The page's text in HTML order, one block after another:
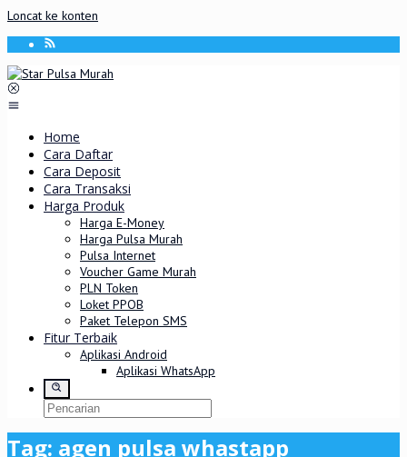
Loncat ke konten
Home
Cara Daftar
Cara Deposit
Cara Transaksi
Harga Produk
Harga E-Money
Harga Pulsa Murah
Pulsa Internet
Voucher Game Murah
PLN Token
Loket PPOB
Paket Telepon SMS
Fitur Terbaik
Aplikasi Android
Aplikasi WhatsApp
Tag: agen pulsa whastapp